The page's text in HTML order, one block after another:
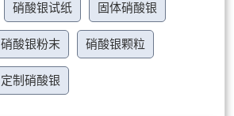
硝酸银试纸 固体硝酸银
硝酸银粉末 硝酸银颗粒
定制硝酸银